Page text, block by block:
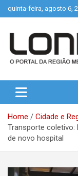
to
quinta-feira, agosto 6,
Londrix
Home
Cidade e
Transporte coletivo:
de novo hospital